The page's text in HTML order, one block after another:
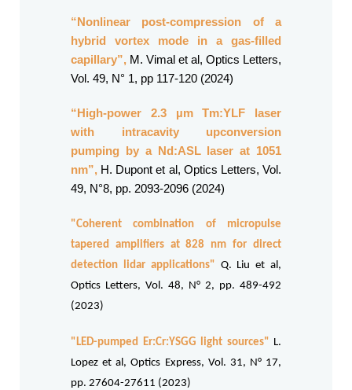
“Nonlinear post-compression of a
hybrid vortex mode in a gas-filled
capillary”, M. Vimal et al, Optics Letters,
Vol. 49, N° 1, pp 117-120 (2024)
“High-power 2.3 µm Tm:YLF laser
with intracavity upconversion
pumping by a Nd:ASL laser at 1051
nm”, H. Dupont et al, Optics Letters, Vol.
49, N°8, pp. 2093-2096 (2024)
"Coherent combination of micropulse
tapered amplifiers at 828 nm for direct
detection lidar applications" Q. Liu et al,
Optics Letters, Vol. 48, N° 2, pp. 489-492
(2023)
"LED-pumped Er:Cr:YSGG light sources" L.
Lopez et al, Optics Express, Vol. 31, N° 17,
pp. 27604-27611 (2023)